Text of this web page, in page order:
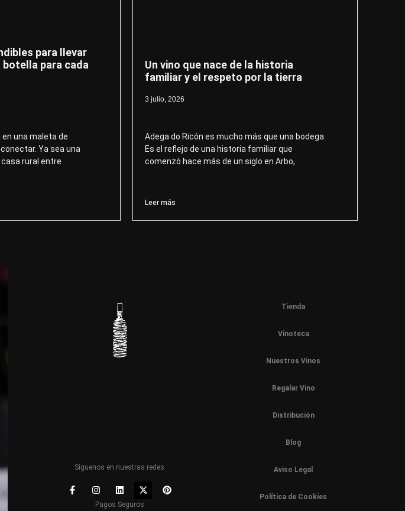
para llevar
botella para cada
en una maleta de
Ya sea una
rural entre
Un vino que nace de la historia
familiar y el respeto por la tierra
3 julio, 2026
Adega do Ricón es mucho más que una bodega.
Es el reflejo de una historia familiar que
comenzó hace más de un siglo en Arbo,
Leer más
Tienda
Vinoteca
Nuestros Vinos
Regalar Vino
Distribución
Blog
Síguenos en nuestras redes
Pagos Seguros
Aviso Legal
Política de Cookies